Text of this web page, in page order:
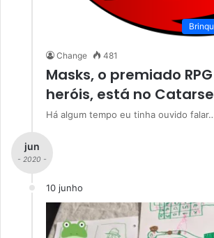
Change 481
Masks, o premiado
heróis, está no
Há algum tempo eu tinha ouvido
jun
- 2020 -
10 junho